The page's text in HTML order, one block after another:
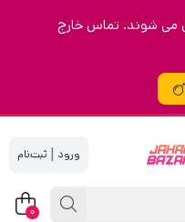
می شوند. تماس خارج
|
0